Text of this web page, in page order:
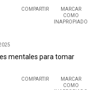
COMPARTIR
MARCAR
COMO
INAPROPIADO
mentales para tomar
COMPARTIR
MARCAR
COMO